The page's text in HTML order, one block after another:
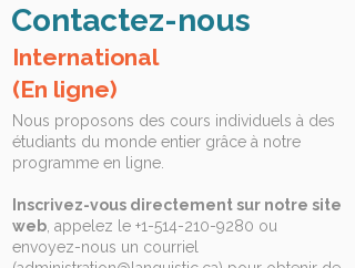
Contactez-nous
International
(En ligne)
Nous proposons des cours individuels à des
étudiants du monde entier grâce à notre
programme en ligne.
Inscrivez-vous directement sur notre site
web , appelez le +1-514-210-9280 ou
envoyez-nous un courriel